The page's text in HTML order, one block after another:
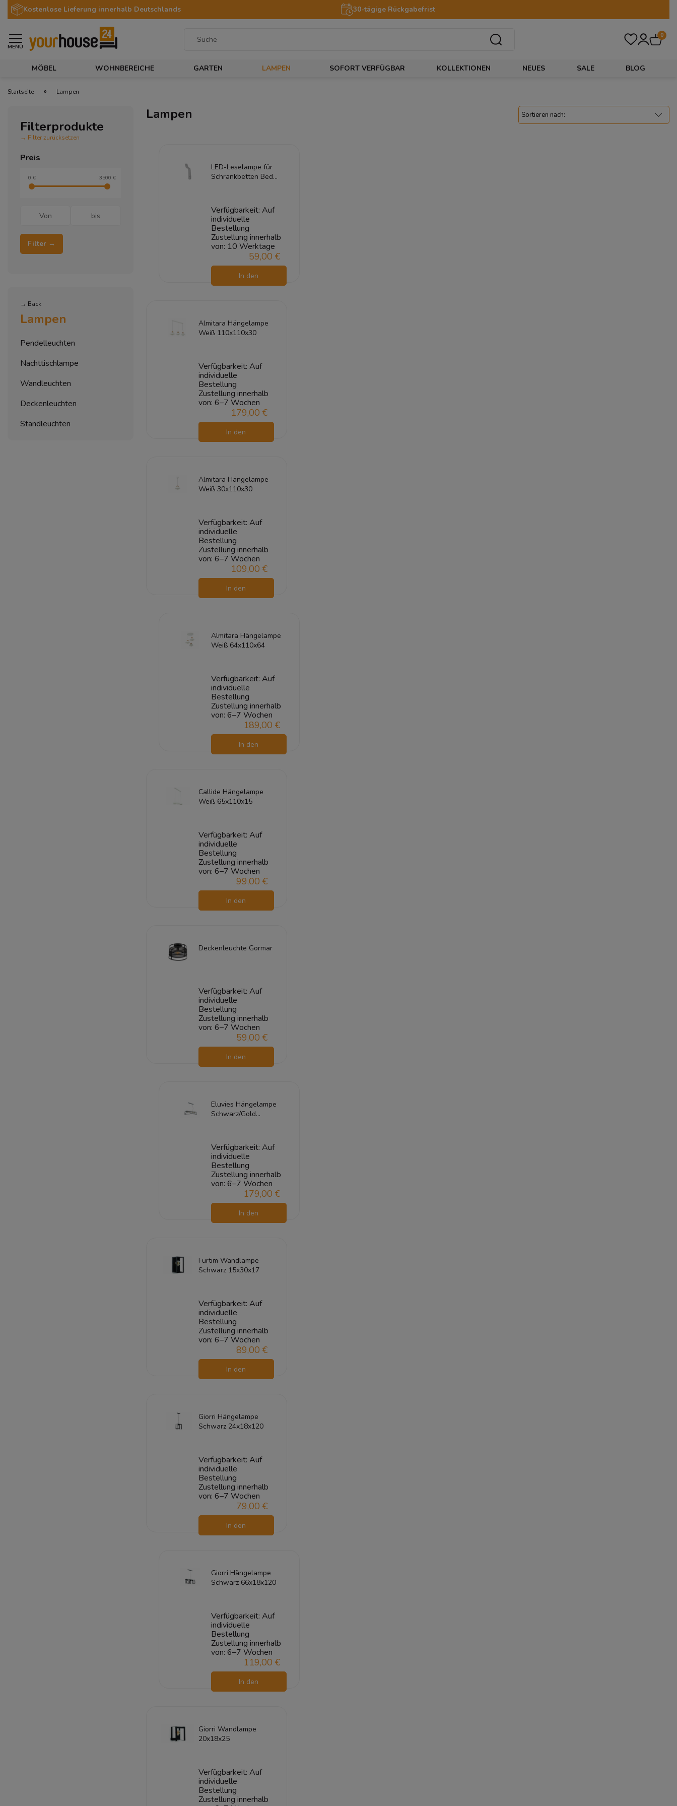
Kostenlose Lieferung innerhalb Deutschlands 30-tägige Rückgabefrist
MENÜ
0
MÖBEL WOHNBEREICHE GARTEN LAMPEN SOFORT VERFÜGBAR KOLLEKTIONEN NEUES SALE BLOG
Startseite » Lampen
Filterprodukte
→ Filter zurücksetzen
Preis
0 € 3500 €
Filter →
→ Back
Lampen
Pendelleuchten
Nachttischlampe
Wandleuchten
Deckenleuchten
Standleuchten
Lampen
LED-Leselampe für
Schrankbetten Bed
Verfügbarkeit: Auf
individuelle
Bestellung
Zustellung innerhalb
von: 10 Werktage
59,00 €
In den
Almitara Hängelampe
Weiß 110x110x30
Verfügbarkeit: Auf
individuelle
Bestellung
Zustellung innerhalb
von: 6–7 Wochen
179,00 €
In den
Almitara Hängelampe
Weiß 30x110x30
Verfügbarkeit: Auf
individuelle
Bestellung
Zustellung innerhalb
von: 6–7 Wochen
109,00 €
In den
Almitara Hängelampe
Weiß 64x110x64
Verfügbarkeit: Auf
individuelle
Bestellung
Zustellung innerhalb
von: 6–7 Wochen
189,00 €
In den
Callide Hängelampe
Weiß 65x110x15
Verfügbarkeit: Auf
individuelle
Bestellung
Zustellung innerhalb
von: 6–7 Wochen
99,00 €
In den
Deckenleuchte Gormar
Verfügbarkeit: Auf
individuelle
Bestellung
Zustellung innerhalb
von: 6–7 Wochen
59,00 €
In den
Eluvies Hängelampe
Schwarz/Gold
Verfügbarkeit: Auf
individuelle
Bestellung
Zustellung innerhalb
von: 6–7 Wochen
179,00 €
In den
Furtim Wandlampe
Schwarz 15x30x17
Verfügbarkeit: Auf
individuelle
Bestellung
Zustellung innerhalb
von: 6–7 Wochen
89,00 €
In den
Giorri Hängelampe
Schwarz 24x18x120
Verfügbarkeit: Auf
individuelle
Bestellung
Zustellung innerhalb
von: 6–7 Wochen
79,00 €
In den
Giorri Hängelampe
Schwarz 66x18x120
Verfügbarkeit: Auf
individuelle
Bestellung
Zustellung innerhalb
von: 6–7 Wochen
119,00 €
In den
Giorri Wandlampe
20x18x25
Verfügbarkeit: Auf
individuelle
Bestellung
Zustellung innerhalb